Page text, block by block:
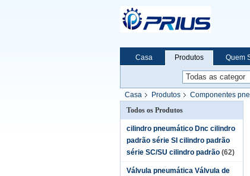
Casa Produtos Quem
Casa Produtos Componentes
Todos os Produtos
cilindro pneumático Dnc cilindro
padrão série SI cilindro padrão
série SC/SU cilindro padrão (62)
Válvula pneumática Válvula de